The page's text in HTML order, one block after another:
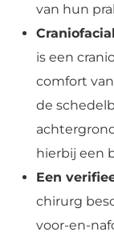
van hun
is een
comfort
de
hierbij een
Een
chirurg
voor-en-